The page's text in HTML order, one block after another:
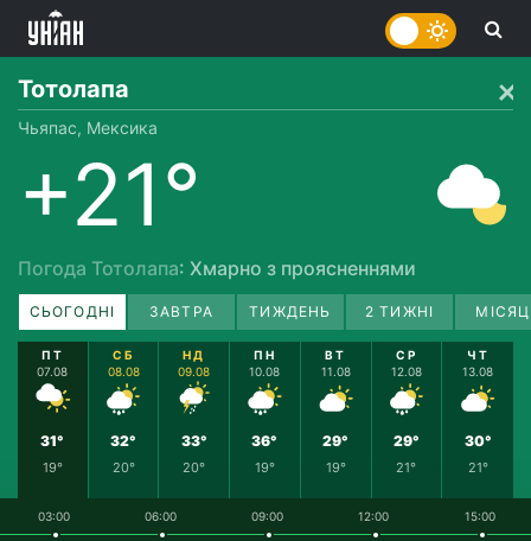
Тотолапа
Чьяпас, Мексика
+21°
Погода Тотолапа: Хмарно з проясненнями
СЬОГОДНІ ЗАВТРА ТИЖДЕНЬ 2 ТИЖНІ
ПТ
07.08
31°
19°
СБ
08.08
32°
20°
НД
09.08
33°
20°
ПН
10.08
36°
19°
ВТ
11.08
29°
19°
СР
12.08
29°
21°
ЧТ
13.08
30°
21°
03:00 06:00 09:00 12:00 15:00